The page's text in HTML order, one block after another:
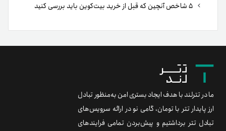
ما در تترلند با هدف ایجاد بستری امن به‌منظور تبادل
ارز پایدار تتر با تومان، گامی نو در ارائه سرویس‌های
تبادل تتر برداشتیم و پیش‌بردن تمامی فرایندهای